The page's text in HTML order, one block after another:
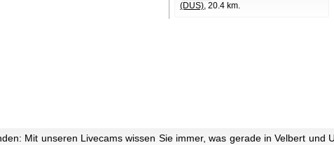
(DUS), 20.4 km.
Mit unseren Livecams wissen Sie immer, was gerade in Velbert und